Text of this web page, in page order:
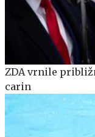
ZDA vrnile
carin